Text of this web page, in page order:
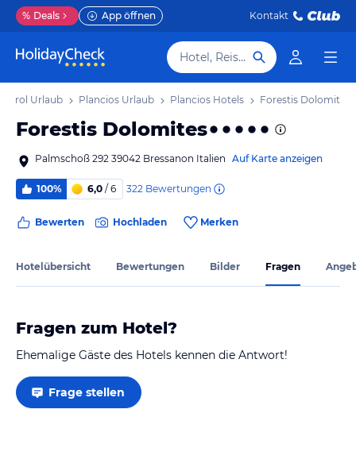
% Deals App öffnen Kontakt
Hotel, Reiseziel
Urlaub Plancios Urlaub Plancios Hotels Forestis Dolomites
Forestis Dolomites
Palmschoß 292 39042 Bressanon Italien Auf Karte anzeigen
100% 6,0 / 6 322 Bewertungen
Bewerten Hochladen Merken
Hotelübersicht Bewertungen Bilder Fragen
Fragen zum Hotel?
Ehemalige Gäste des Hotels kennen die Antwort!
Frage stellen